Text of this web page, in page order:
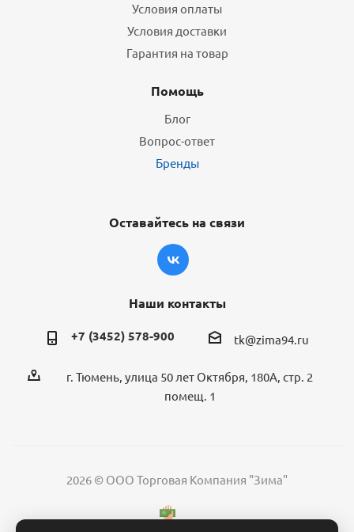
Условия оплаты
Условия доставки
Гарантия на товар
Помощь
Блог
Вопрос-ответ
Бренды
Оставайтесь на связи
Наши контакты
+7 (3452) 578-900 tk@zima94.ru
г. Тюмень, улица 50 лет Октября, 180А, стр. 2
помещ. 1
2026 © ООО Торговая Компания "Зима"